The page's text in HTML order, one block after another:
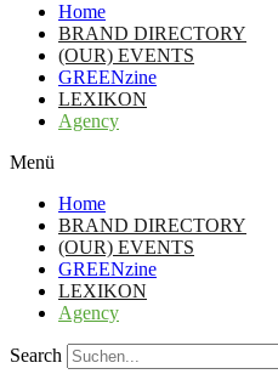
Home
BRAND DIRECTORY
(OUR) EVENTS
GREENzine
LEXIKON
Agency
Menü
Home
BRAND DIRECTORY
(OUR) EVENTS
GREENzine
LEXIKON
Agency
Search